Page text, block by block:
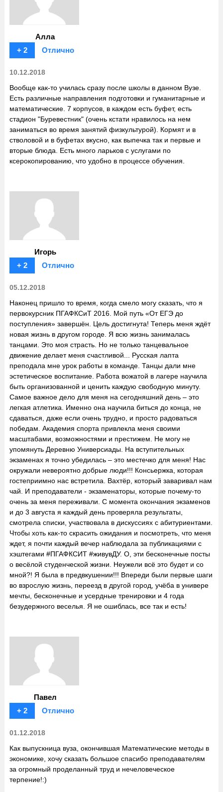
Алла
+ 2
Отлично
10.12.2018
Вообще как-то училась сразу после школы в данном Вузе.
Есть различные направления подготовки и гуманитарные и
математические. 7 корпусов, в каждом есть буфет, есть
стадион "Буревестник" (очень кстати нравилось на нем
заниматься во время занятий физкультурой). Кормят и в
стволовой и в буфетах вкусно, как выпечка так и первые и
вторые блюда. Есть много ларьков с услугами по
ксерокопированию, что удобно в процессе обучения.
Игорь
+ 2
Отлично
05.12.2018
Наконец пришло то время, когда смело могу сказать, что я
первокурсник ПГАФКСиТ 2016. Мой путь «От ЕГЭ до
поступления» завершён. Цель достигнута! Теперь меня ждёт
новая жизнь в другом городе. Я всю жизнь занималась
танцами. Это моя страсть. Но не только танцевальное
движение делает меня счастливой... Русская лапта
преподала мне урок работы в команде. Танцы дали мне
эстетическое воспитание. Работа вожатой в лагере научила
быть организованной и ценить каждую свободную минуту.
Самое важное дело для меня на сегодняшний день – это
легкая атлетика. Именно она научила биться до конца, не
сдаваться, даже если очень трудно, и просто радоваться
победам. Академия спорта привлекла меня своими
масштабами, возможностями и престижем. Не могу не
упомянуть Деревню Универсиады. На вступительных
экзаменах я точно убедилась – это местечко для меня! Нас
окружали невероятно добрые люди!!! Консьержка, которая
гостеприимно нас встретила. Вахтёр, который заваривал нам
чай. И преподаватели - экзаменаторы, которые почему-то
очень за меня переживали. С момента окончания экзаменов
и до 3 августа я каждый день проверяла результаты,
смотрела списки, участвовала в дискуссиях с абитуриентами.
Чтобы хоть как-то скрасить ожидания и посмотреть, что меня
ждет, я почти каждый вечер наблюдала за публикациями с
хэштегами #ПГАФКСИТ #живувДУ. О, эти бесконечные посты
о весёлой студенческой жизни. Неужели всё это будет и со
мной?! Я была в предвкушении!!! Впереди были первые шаги
во взрослую жизнь, переезд в другой город, учёба в универе
мечты, бесконечные и усердные тренировки и 4 года
безудержного веселья. Я не ошиблась, все так и есть!
Павел
+ 2
Отлично
01.12.2018
Как выпускница вуза, окончившая Математические методы в
экономике, хочу сказать большое спасибо преподавателям
за огромный проделанный труд и нечеловеческое
терпение!:)